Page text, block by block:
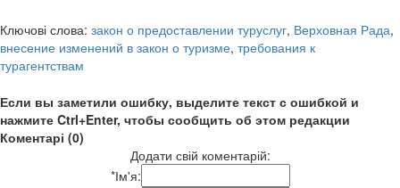
Ключові слова: закон о предоставлении туруслуг, Верховная Рада,
внесение изменений в закон о туризме, требования к
турагентствам
Если вы заметили ошибку, выделите текст с ошибкой и
нажмите Ctrl+Enter, чтобы сообщить об этом редакции
Коментарі (0)
Додати свій коментарій:
*Ім'я: